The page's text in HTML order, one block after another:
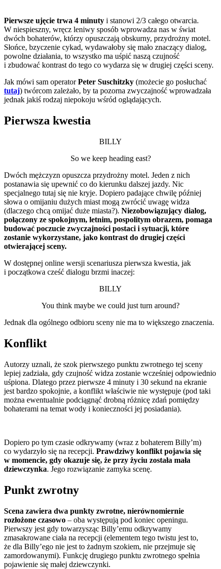
Pierwsze ujęcie trwa 4 minuty i stanowi 2/3 całego otwarcia.
W niespieszny, wręcz leniwy sposób wprowadza nas w świat
dwóch bohaterów, którzy opuszczają obskurny, przydrożny motel.
Słońce, bzyczenie cykad, wydawałoby się mało znaczący dialog,
powolne działania, to wszystko ma uśpić naszą czujność
i zbudować kontrast do tego co wydarza się w drugiej części sceny.
Jak mówi sam operatorPeter Suschitzky (możecie go posłuchać
tutaj) twórcom zależało, by ta pozorna zwyczajność wprowadzała
jednak jakiś rodzaj niepokoju wśród oglądających.
Pierwsza kwestia
BILLY
So we keep heading east?
Dwóch mężczyzn opuszcza przydrożny motel. Jeden z nich
postanawia się upewnić co do kierunku dalszej jazdy. Nic
specjalnego tutaj się nie kryje. Dopiero padające chwilę później
słowa o omijaniu dużych miast mogą zwrócić uwagę widza
(dlaczego chcą omijać duże miasta?). Niezobowiązujący dialog,
połączony ze spokojnym, letnim, pospolitym obrazem, pomaga
budować poczucie zwyczajności postaci i sytuacji, które
zostanie wykorzystane, jako kontrast do drugiej części
otwierającej sceny.
W dostępnej online wersji scenariusza pierwsza kwestia, jak
i początkowa cześć dialogu brzmi inaczej:
BILLY
You think maybe we could just turn around?
Jednak dla ogólnego odbioru sceny nie ma to większego znaczenia.
Konflikt
Autorzy uznali, że szok pierwszego punktu zwrotnego tej sceny
lepiej zadziała, gdy czujność widza zostanie wcześniej odpowiednio
uśpiona. Dlatego przez pierwsze 4 minuty i 30 sekund na ekranie
jest bardzo spokojnie, a konflikt właściwie nie występuje (pod taki
można ewentualnie podciągnąć drobną różnicę zdań pomiędzy
bohaterami na temat wody i konieczności jej posiadania).
Dopiero po tym czasie odkrywamy (wraz z bohaterem Billy’m)
co wydarzyło się na recepcji. Prawdziwy konflikt pojawia się
w momencie, gdy okazuje się, że przy życiu została mała
dziewczynka. Jego rozwiązanie zamyka scenę.
Punkt zwrotny
Scena zawiera dwa punkty zwrotne, nierównomiernie
rozłożone czasowo – oba występują pod koniec openingu.
Pierwszy jest gdy towarzysząc Billy’emu odkrywamy
zmasakrowane ciała na recepcji (elementem tego twistu jest to,
że dla Billy’ego nie jest to żadnym szokiem, nie przejmuje się
zamordowanymi). Funkcję drugiego punktu zwrotnego spełnia
pojawienie się małej dziewczynki.